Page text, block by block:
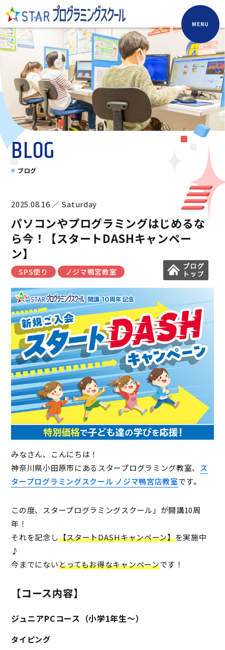
MENU
BLOG
ブログ
2025.08.16 ／ Saturday
パソコンやプログラミングはじめるな
ら今！【スタートDASHキャンペー
ン】
SPS便り ノジマ鴨宮教室
みなさん、こんにちは！
神奈川県小田原市にあるスタープログラミング教室、 ス
タープログラミングスクール ノジマ鴨宮店教室です。
この度、スタープログラミングスクール」が開講10周
年！
それを記念し【スタートDASHキャンペーン】を実施中
♪
今までにないとってもお得なキャンペーンです！
【コース内容】
ジュニアPCコース（小学1年生～）
タイピング